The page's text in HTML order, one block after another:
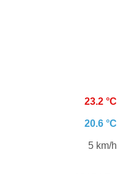
23.2 °C
20.6 °C
5 km/h